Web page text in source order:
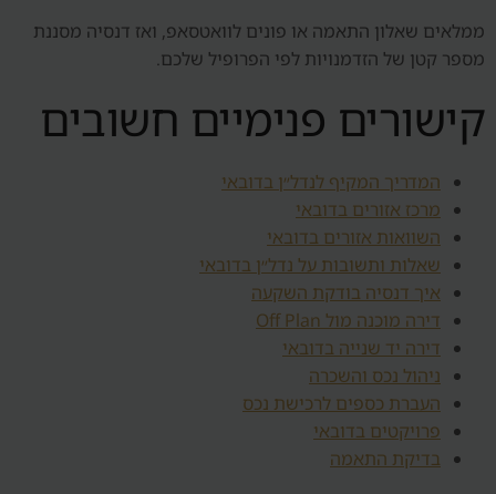
ממלאים שאלון התאמה או פונים לוואטסאפ, ואז דנסיה מסננת
מספר קטן של הזדמנויות לפי הפרופיל שלכם.
קישורים פנימיים חשובים
המדריך המקיף לנדל״ן בדובאי
מרכז אזורים בדובאי
השוואות אזורים בדובאי
שאלות ותשובות על נדל״ן בדובאי
איך דנסיה בודקת השקעה
דירה מוכנה מול Off Plan
דירה יד שנייה בדובאי
ניהול נכס והשכרה
העברת כספים לרכישת נכס
פרויקטים בדובאי
בדיקת התאמה